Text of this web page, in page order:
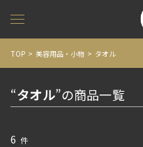
TOP 美容用品・小物 タオル
“タオル”の商品一覧
6 件